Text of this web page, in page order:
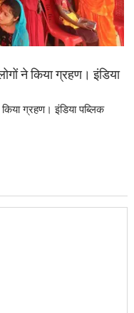
ने किया ग्रहण। इंडिया
ग्रहण। इंडिया पब्लिक